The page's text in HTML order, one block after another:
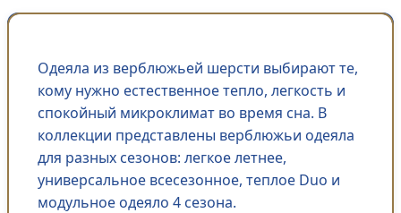
Одеяла из верблюжьей шерсти выбирают те,
кому нужно естественное тепло, легкость и
спокойный микроклимат во время сна. В
коллекции представлены верблюжьи одеяла
для разных сезонов: легкое летнее,
универсальное всесезонное, теплое Duo и
модульное одеяло 4 сезона.